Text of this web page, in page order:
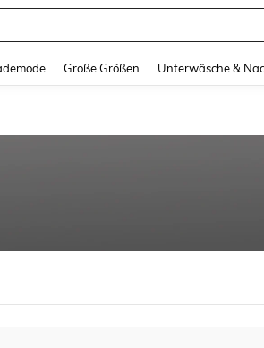
Große Größen Unterwäsche &